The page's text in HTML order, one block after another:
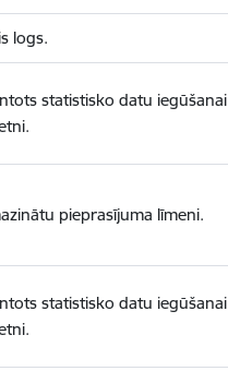
logs.
statistisko datu iegūšanai
pieprasījuma līmeni.
statistisko datu iegūšanai